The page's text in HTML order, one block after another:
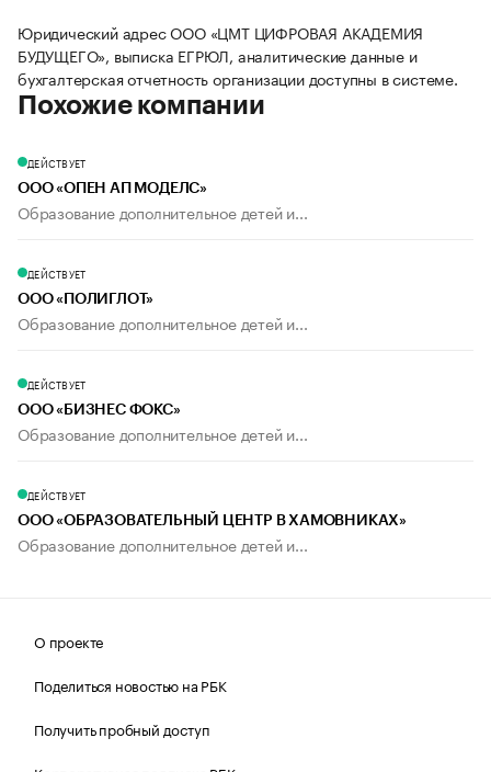
Юридический адрес ООО «ЦМТ ЦИФРОВАЯ АКАДЕМИЯ
БУДУЩЕГО», выписка ЕГРЮЛ, аналитические данные и
бухгалтерская отчетность организации доступны в системе.
Похожие компании
ДЕЙСТВУЕТ
ООО «ОПЕН АП МОДЕЛС»
Образование дополнительное детей и...
ДЕЙСТВУЕТ
ООО «ПОЛИГЛОТ»
Образование дополнительное детей и...
ДЕЙСТВУЕТ
ООО «БИЗНЕС ФОКС»
Образование дополнительное детей и...
ДЕЙСТВУЕТ
ООО «ОБРАЗОВАТЕЛЬНЫЙ ЦЕНТР В ХАМОВНИКАХ»
Образование дополнительное детей и...
О проекте
Поделиться новостью на РБК
Получить пробный доступ